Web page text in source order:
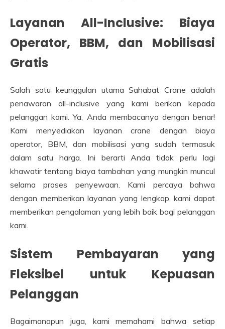
Layanan All-Inclusive: Biaya
Operator, BBM, dan Mobilisasi
Gratis
Salah satu keunggulan utama Sahabat Crane adalah
penawaran all-inclusive yang kami berikan kepada
pelanggan kami. Ya, Anda membacanya dengan benar!
Kami menyediakan layanan crane dengan biaya
operator, BBM, dan mobilisasi yang sudah termasuk
dalam satu harga. Ini berarti Anda tidak perlu lagi
khawatir tentang biaya tambahan yang mungkin muncul
selama proses penyewaan. Kami percaya bahwa
dengan memberikan layanan yang lengkap, kami dapat
memberikan pengalaman yang lebih baik bagi pelanggan
kami.
Sistem Pembayaran yang
Fleksibel untuk Kepuasan
Pelanggan
Bagaimanapun juga, kami memahami bahwa setiap